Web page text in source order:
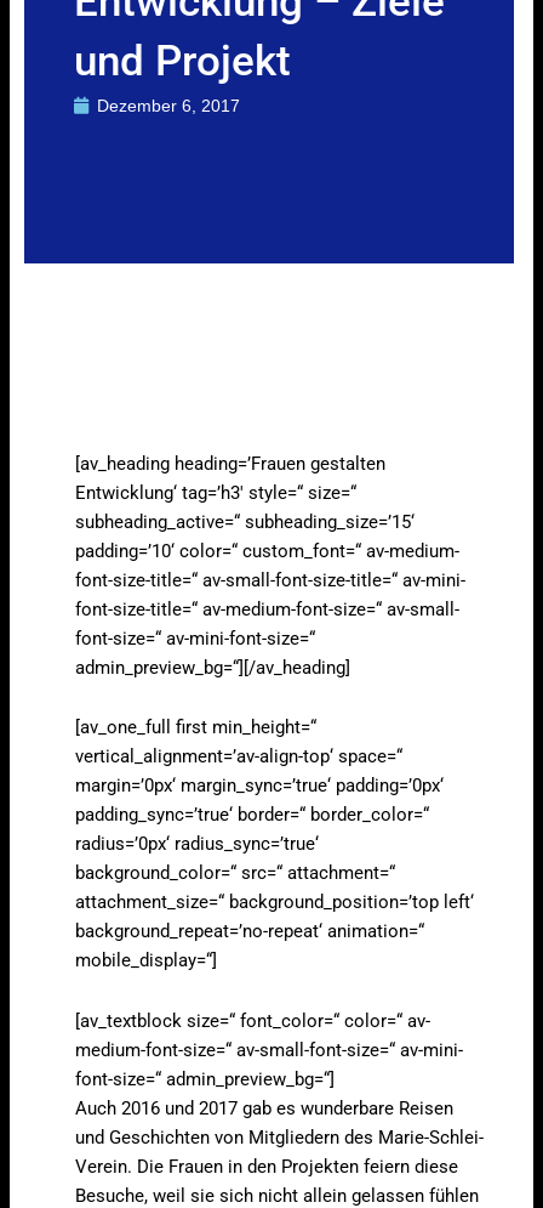
und Projekt
Dezember 6, 2017
[av_heading heading=’Frauen gestalten
Entwicklung‘ tag=’h3′ style=“ size=“
subheading_active=“ subheading_size=’15‘
padding=’10‘ color=“ custom_font=“ av-medium-
font-size-title=“ av-small-font-size-title=“ av-mini-
font-size-title=“ av-medium-font-size=“ av-small-
font-size=“ av-mini-font-size=“
admin_preview_bg=“][/av_heading]
[av_one_full first min_height=“
vertical_alignment=’av-align-top‘ space=“
margin=’0px‘ margin_sync=’true‘ padding=’0px‘
padding_sync=’true‘ border=“ border_color=“
radius=’0px‘ radius_sync=’true‘
background_color=“ src=“ attachment=“
attachment_size=“ background_position=’top left‘
background_repeat=’no-repeat‘ animation=“
mobile_display=“]
[av_textblock size=“ font_color=“ color=“ av-
medium-font-size=“ av-small-font-size=“ av-mini-
font-size=“ admin_preview_bg=“]
Auch 2016 und 2017 gab es wunderbare Reisen
und Geschichten von Mitgliedern des Marie-Schlei-
Verein. Die Frauen in den Projekten feiern diese
Besuche, weil sie sich nicht allein gelassen fühlen